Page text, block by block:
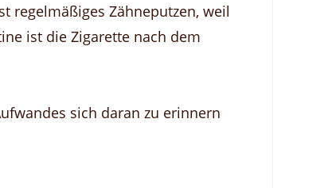
regelmäßiges Zähneputzen, weil
ist die Zigarette nach dem
sich daran zu erinnern